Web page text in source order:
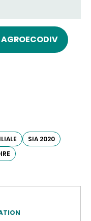
AGROECODIV
SIA 2020